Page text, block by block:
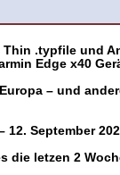
.typfile und
Edge x40
– und
12. September
die letzen 2